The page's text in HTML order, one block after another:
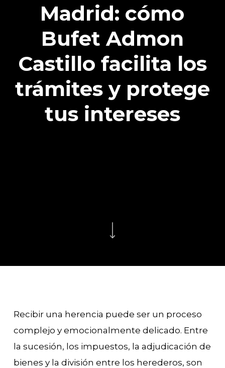
Madrid: cómo
Bufet Admon
Castillo facilita los
trámites y protege
tus intereses
Recibir una herencia puede ser un proceso
complejo y emocionalmente delicado. Entre
la sucesión, los impuestos, la adjudicación de
bienes y la división entre los herederos, son